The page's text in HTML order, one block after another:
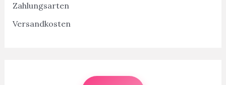
Zahlungsarten
Versandkosten